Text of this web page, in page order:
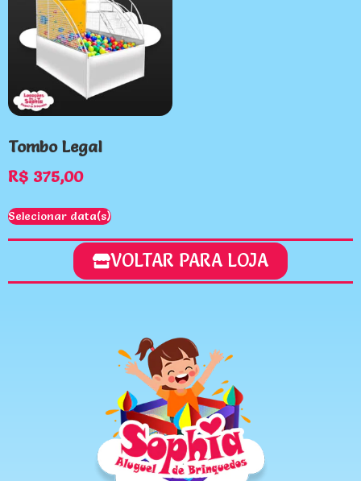
Tombo Legal
R$ 375,00
Selecionar data(s)
VOLTAR PARA LOJA